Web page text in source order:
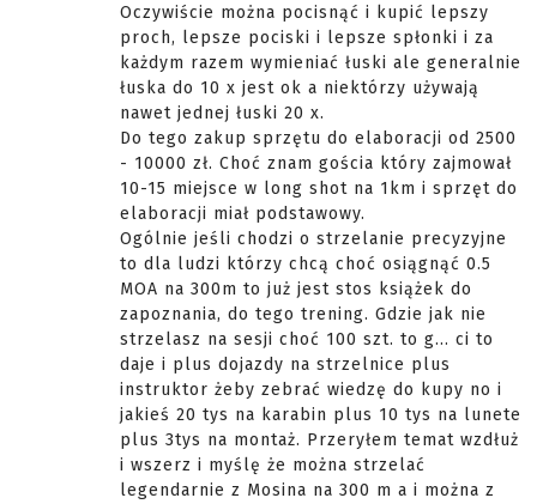
Oczywiście można pocisnąć i kupić lepszy
proch, lepsze pociski i lepsze spłonki i za
każdym razem wymieniać łuski ale generalnie
łuska do 10 x jest ok a niektórzy używają
nawet jednej łuski 20 x.
Do tego zakup sprzętu do elaboracji od 2500
- 10000 zł. Choć znam gościa który zajmował
10-15 miejsce w long shot na 1km i sprzęt do
elaboracji miał podstawowy.
Ogólnie jeśli chodzi o strzelanie precyzyjne
to dla ludzi którzy chcą choć osiągnąć 0.5
MOA na 300m to już jest stos książek do
zapoznania, do tego trening. Gdzie jak nie
strzelasz na sesji choć 100 szt. to g... ci to
daje i plus dojazdy na strzelnice plus
instruktor żeby zebrać wiedzę do kupy no i
jakieś 20 tys na karabin plus 10 tys na lunete
plus 3tys na montaż. Przeryłem temat wzdłuż
i wszerz i myślę że można strzelać
legendarnie z Mosina na 300 m a i można z